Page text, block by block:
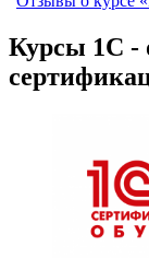
Курсы 1С -